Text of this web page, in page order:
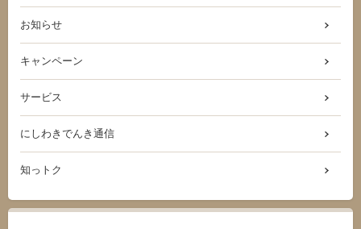
お知らせ
キャンペーン
サービス
にしわきでんき通信
知っトク